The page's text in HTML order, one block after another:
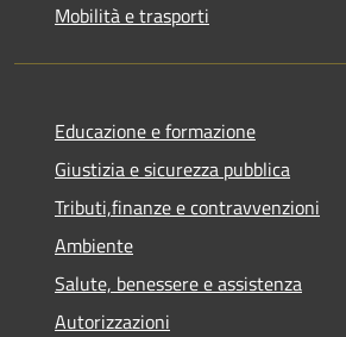
Mobilità e trasporti
Educazione e formazione
Giustizia e sicurezza pubblica
Tributi,finanze e contravvenzioni
Ambiente
Salute, benessere e assistenza
Autorizzazioni